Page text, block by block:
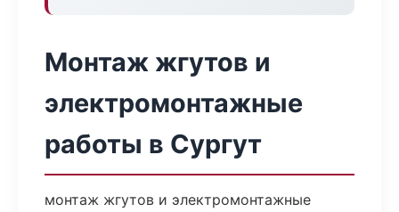
Монтаж жгутов и
электромонтажные
работы в Сургут
монтаж жгутов и электромонтажные